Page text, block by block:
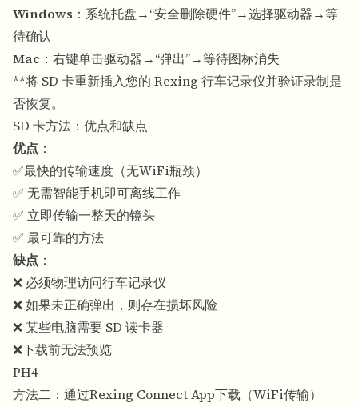
Windows ：系统托盘→“安全删除硬件”→选择驱动器→等
待确认
Mac ：右键单击驱动器→“弹出”→等待图标消失
**将 SD 卡重新插入您的 Rexing 行车记录仪并验证录制是
否恢复。
SD 卡方法：优点和缺点
优点 ：
✅最快的传输速度（无WiFi瓶颈）
✅ 无需智能手机即可离线工作
✅ 立即传输一整天的镜头
✅ 最可靠的方法
缺点 ：
❌ 必须物理访问行车记录仪
❌ 如果未正确弹出，则存在损坏风险
❌ 某些电脑需要 SD 读卡器
❌下载前无法预览
PH4
方法二：通过Rexing Connect App下载（WiFi传输）